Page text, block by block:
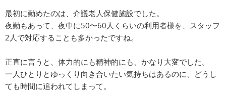
最初に勤めたのは、介護老人保健施設でした。
夜勤もあって、夜中に50〜60人くらいの利用者様を、スタッフ
2人で対応することも多かったですね。
正直に言うと、体力的にも精神的にも、かなり大変でした。
一人ひとりとゆっくり向き合いたい気持ちはあるのに、どうし
ても時間に追われてしまって。